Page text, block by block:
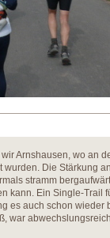
Arnshausen, wo an
Die Stärkung
stramm
kann. Ein Single-Trail
es auch schon
war